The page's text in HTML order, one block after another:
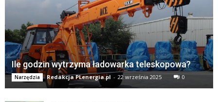
Ile godzin wytrzyma ładowarka teleskopowa?
Narzędzia Redakcja PLenergia.pl - 22 września 2025 0